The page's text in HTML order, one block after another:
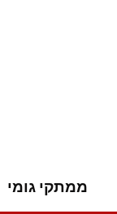
ממתקי גומי